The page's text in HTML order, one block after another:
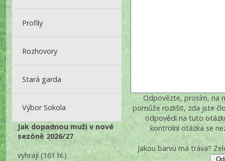
Profily
Rozhovory
Stará garda
Výbor Sokola
Jak dopadnou muži v nové
sezóně 2026/27
vyhrají(161 hl.)
Odpovězte, prosím, na
pomůže rozlišit, zda jste
odpovědi na tuto
kontrolní otázka se
Jakou barvu má tráva?